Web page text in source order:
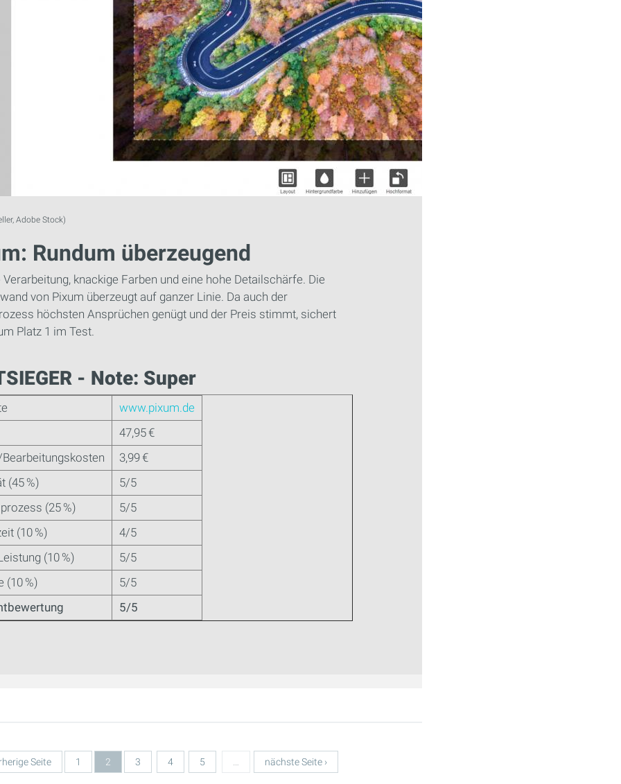
Adobe Stock)
Rundum überzeugend
knackige Farben und eine hohe Detailschärfe. Die
von Pixum überzeugt auf ganzer Linie. Da auch der
höchsten Ansprüchen genügt und der Preis stimmt, sichert
Platz 1 im Test.
- Note: Super
www.pixum.de
47,95 €
3,99 €
(45 %)
5/5
(25 %)
5/5
(10 %)
4/5
(10 %)
5/5
(10 %)
5/5
5/5
Seite 1 2 3 4 5 … nächste Seite ›